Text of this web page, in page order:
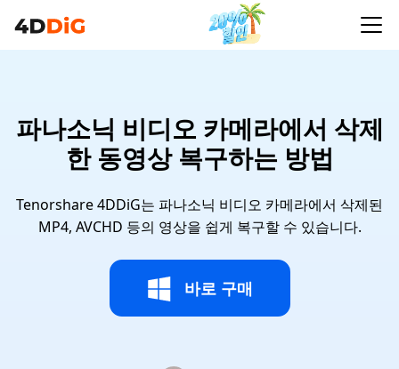
파나소닉 비디오 카메라에서 삭제
한 동영상 복구하는 방법
Tenorshare 4DDiG는 파나소닉 비디오 카메라에서 삭제된
MP4, AVCHD 등의 영상을 쉽게 복구할 수 있습니다.
바로 구매